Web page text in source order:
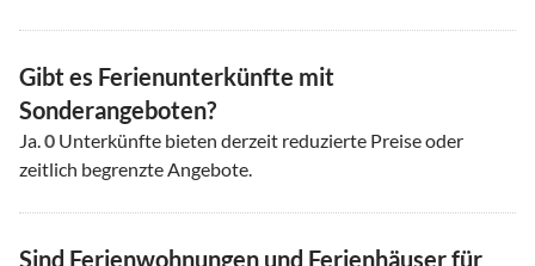
Gibt es Ferienunterkünfte mit
Sonderangeboten?
Ja.0 Unterkünfte bieten derzeit reduzierte Preise oder
zeitlich begrenzte Angebote.
Sind Ferienwohnungen und Ferienhäuser für